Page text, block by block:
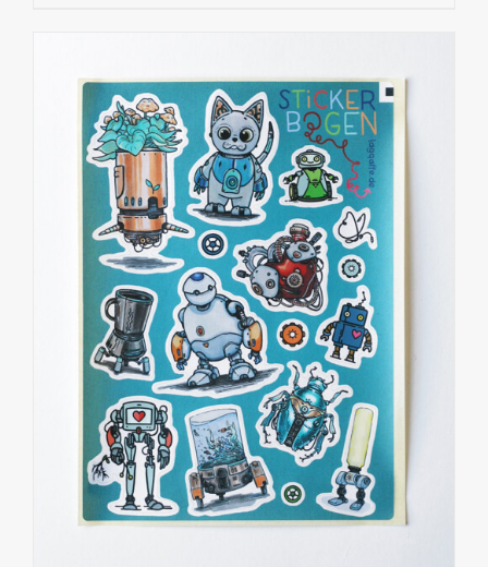
IN DEN WARENKORB / DETAILS